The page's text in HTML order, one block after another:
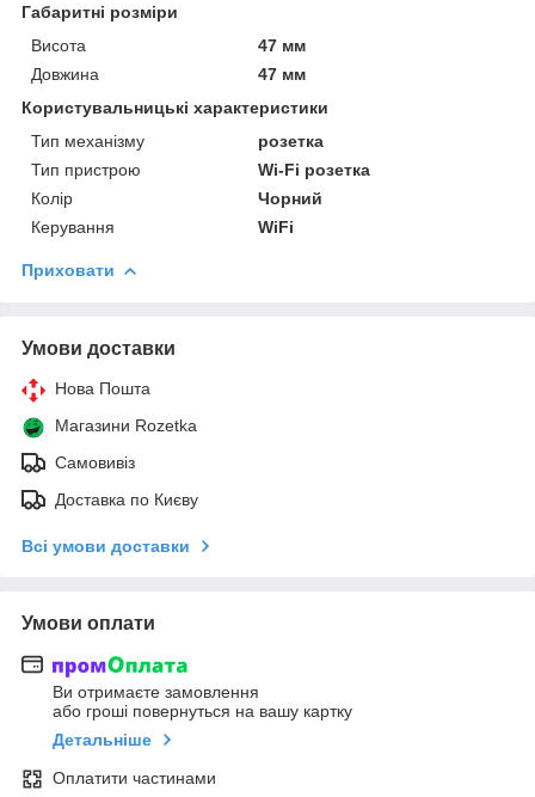
Габаритні розміри
Висота
47 мм
Довжина
47 мм
Користувальницькі характеристики
Тип механізму
розетка
Тип пристрою
Wi-Fi розетка
Колір
Чорний
Керування
WiFi
Приховати
Умови доставки
Нова Пошта
Магазини Rozetka
Самовивіз
Доставка по Києву
Всі умови доставки
Умови оплати
Ви отримаєте замовлення
або гроші повернуться на вашу картку
Детальніше
Оплатити частинами